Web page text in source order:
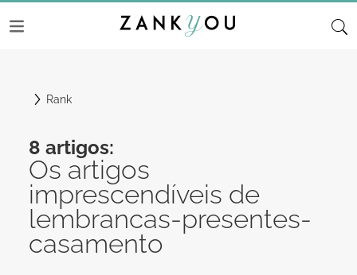
Rank
8 artigos:
Os artigos
imprescendíveis de
lembrancas-presentes-
casamento